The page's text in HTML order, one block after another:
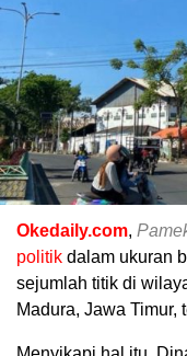
Okedaily.com,
politik dalam ukuran
sejumlah titik di
Madura, Jawa Timur,